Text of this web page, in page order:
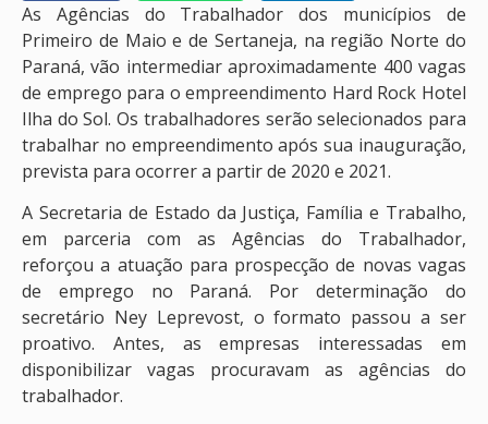
As Agências do Trabalhador dos municípios de
Primeiro de Maio e de Sertaneja, na região Norte do
Paraná, vão intermediar aproximadamente 400 vagas
de emprego para o empreendimento Hard Rock Hotel
Ilha do Sol. Os trabalhadores serão selecionados para
trabalhar no empreendimento após sua inauguração,
prevista para ocorrer a partir de 2020 e 2021.
A Secretaria de Estado da Justiça, Família e Trabalho,
em parceria com as Agências do Trabalhador,
reforçou a atuação para prospecção de novas vagas
de emprego no Paraná. Por determinação do
secretário Ney Leprevost, o formato passou a ser
proativo. Antes, as empresas interessadas em
disponibilizar vagas procuravam as agências do
trabalhador.